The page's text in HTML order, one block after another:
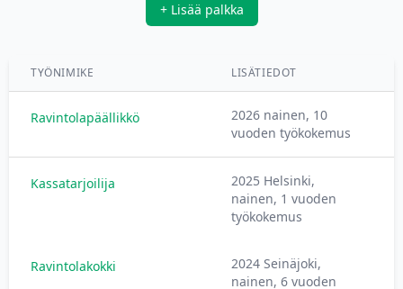
+ Lisää palkka
TYÖNIMIKE LISÄTIEDOT
Ravintolapäällikkö
2026 nainen, 10
vuoden työkokemus
Kassatarjoilija
2025 Helsinki,
nainen, 1 vuoden
työkokemus
Ravintolakokki
2024 Seinäjoki,
nainen, 6 vuoden